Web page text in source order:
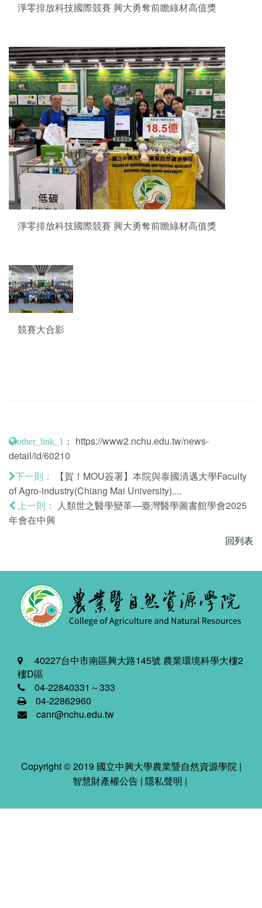
淨零排放科技國際競賽 興大勇奪前瞻綠材高值獎
淨零排放科技國際競賽 興大勇奪前瞻綠材高值獎
競賽大合影
other_link_1 ： https://www2.nchu.edu.tw/news-
detail/id/60210
下一則：
【賀！MOU簽署】本院與泰國清邁大學Faculty
of Agro-industry(Chiang Mai University)....
上一則：
人類世之醫學變革—臺灣醫學圖書館學會2025
年會在中興
回列表
40227台中市南區興大路145號 農業環境科學大樓2
樓D區
04-22840331～333
04-22862960
canr@nchu.edu.tw
Copyright © 2019 國立中興大學農業暨自然資源學院 |
智慧財產權公告 | 隱私聲明 |